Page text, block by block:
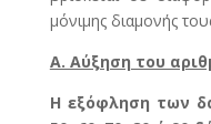
μόνιμης διαμονής
Α. Αύξηση του
Η εξόφληση των